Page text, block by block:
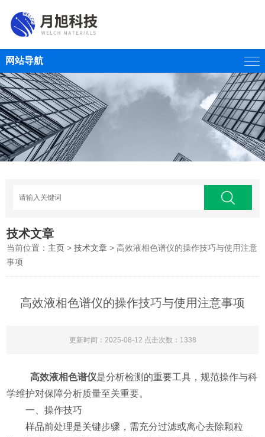
网站导航
技术文章
当前位置： 主页 >技术文章 > 高效液相色谱仪的操作技巧与使用注意
事项
高效液相色谱仪的操作技巧与使用注意事项
更新时间：2025-08-12 点击次数：1338
高效液相色谱仪是分析检测的重要工具，规范操作与科
学维护对保障分析质量至关重要。
​​一、操作技巧​​
样品前处理是关键步骤，需充分过滤或离心去除颗粒